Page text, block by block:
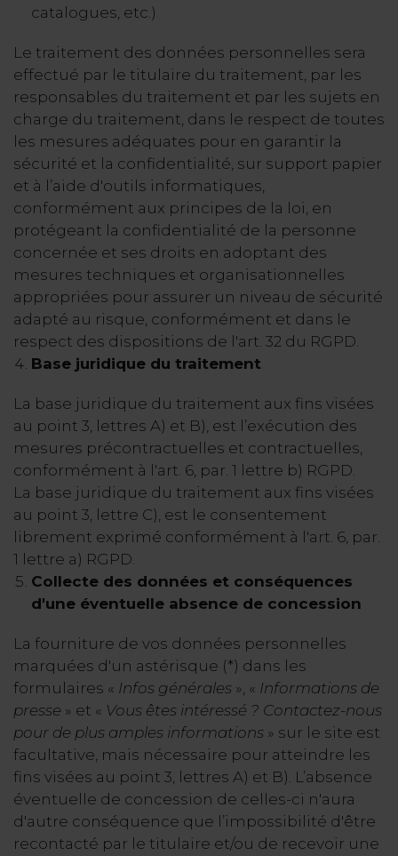
catalogues, etc.)
Le traitement des données personnelles sera
effectué par le titulaire du traitement, par les
responsables du traitement et par les sujets en
charge du traitement, dans le respect de toutes
les mesures adéquates pour en garantir la
sécurité et la confidentialité, sur support papier
et à l’aide d'outils informatiques,
conformément aux principes de la loi, en
protégeant la confidentialité de la personne
concernée et ses droits en adoptant des
mesures techniques et organisationnelles
appropriées pour assurer un niveau de sécurité
adapté au risque, conformément et dans le
respect des dispositions de l'art. 32 du RGPD.
Base juridique du traitement
La base juridique du traitement aux fins visées
au point 3, lettres A) et B), est l’exécution des
mesures précontractuelles et contractuelles,
conformément à l'art. 6, par. 1 lettre b) RGPD.
La base juridique du traitement aux fins visées
au point 3, lettre C), est le consentement
librement exprimé conformément à l'art. 6, par.
1 lettre a) RGPD.
Collecte des données et conséquences
d'une éventuelle absence de concession
La fourniture de vos données personnelles
marquées d'un astérisque (*) dans les
formulaires « Infos générales », « Informations de
presse » et « Vous êtes intéressé ? Contactez-nous
pour de plus amples informations » sur le site est
facultative, mais nécessaire pour atteindre les
fins visées au point 3, lettres A) et B). L’absence
éventuelle de concession de celles-ci n'aura
d'autre conséquence que l’impossibilité d'être
recontacté par le titulaire et/ou de recevoir une